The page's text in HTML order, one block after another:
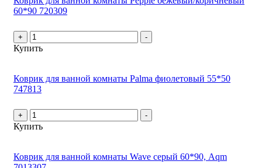
60*90 720309
+ -
Купить
Коврик для ванной комнаты Palma фиолетовый 55*50
747813
+ -
Купить
Коврик для ванной комнаты Wave серый 60*90, Aqm